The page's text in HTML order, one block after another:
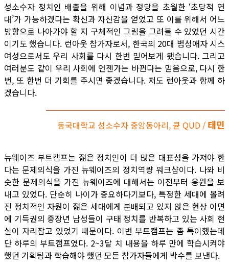
성소수자 정치인 배출을 위해 이념과 정당을 초월한 ‘초당적 연
대’가 가능하겠다는 확신과 자신감을 얻었고 또 이를 위해서 어느
방향으로 나아가야 할 지 구체적인 그림을 그려볼 수 있었던 시간
이기도 했습니다. 런아웃 참가자로서, 한국의 20대 범성애자 시스
여성으로서도 우리 사회를 다시 한번 믿어보게 됐습니다. 그리고
여러분도 같이 우리 사회에 언젠가는 바뀐다는 믿음으로, 다시 한
번, 또 한번 더 기회를 주시면 좋겠습니다. 저도 런아웃과 함께 하
겠습니다.
동국대학교 성소수자 중앙동아리, 큗 QUD / 태민
뉴웨이즈 부트캠프는 젊은 정치인이 더 많은 대표성을 가져야 한
다는 문제의식을 가진 뉴웨이즈의 정치역량 워크샵이다. 나와 비
슷한 문제의식을 가진 뉴웨이즈에 대해서는 이전부터 응원을 보
내고 있었다. 단순히 나이가 중요하다기보다, 특정한 세대에 몰려
진 정치적인 자원이 젊은 세대에게 분배되고 있지 않은 현상 이면
에 기득권의 중장년 남성들이 구태 정치를 반복하고 있는 사회 현
실이 자리잡고 있었기 때문이다. 이번 부트캠프는 좀 특이했는데
단 하루의 부트캠프였다. 2~3달 치 내용을 하루 만에 학습시켜야
했던 기획팀과 학습해야 했던 모든 참가자들에게 박수를 보낸다.